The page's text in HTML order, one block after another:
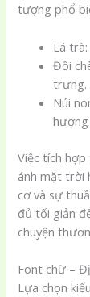
tượng phổ
Lá
Đồi
trưng.
Núi
hương
Việc tích
ánh mặt trời
cơ và sự
đủ tối giản
chuyện
Font chữ –
Lựa chọn